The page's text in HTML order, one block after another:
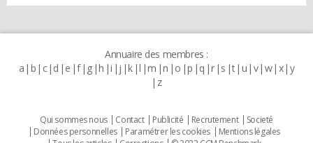
Annuaire des membres :
a b c d e f g h i j k l m n o p q r s t u v w x y
z
Qui sommes nous Contact Publicité Recrutement
Societé
Données personnelles
Paramétrer les cookies
Mentions légales